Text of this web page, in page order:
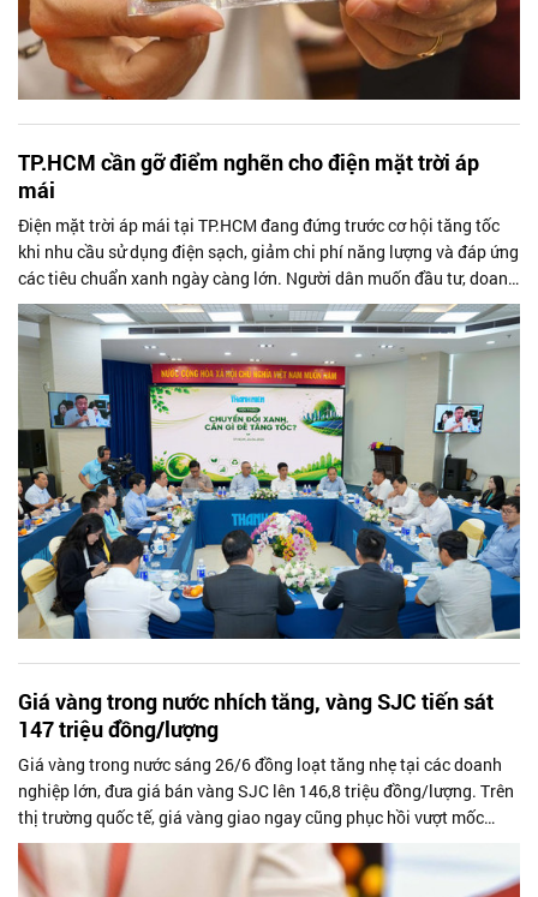
TP.HCM cần gỡ điểm nghẽn cho điện mặt trời áp
mái
Điện mặt trời áp mái tại TP.HCM đang đứng trước cơ hội tăng tốc
khi nhu cầu sử dụng điện sạch, giảm chi phí năng lượng và đáp ứng
các tiêu chuẩn xanh ngày càng lớn. Người dân muốn đầu tư, doanh
nghiệp sẵn sàng tham gia, điều còn thiếu là cơ chế đủ thông
thoáng để khơi thông nguồn lực xã hội.
Giá vàng trong nước nhích tăng, vàng SJC tiến sát
147 triệu đồng/lượng
Giá vàng trong nước sáng 26/6 đồng loạt tăng nhẹ tại các doanh
nghiệp lớn, đưa giá bán vàng SJC lên 146,8 triệu đồng/lượng. Trên
thị trường quốc tế, giá vàng giao ngay cũng phục hồi vượt mốc
4.000 USD/ounce sau phiên điều chỉnh trước đó.